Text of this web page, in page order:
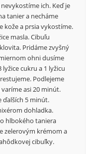
ich. Keď je
tanier a necháme
kože a prsia vykostíme.
masla. Cibuľu
Pridáme zvyšný
ohni dusíme
cukru a 1 lyžicu
Podlejeme
asi 20 minút.
ďalších 5 minút.
dohladka.
hlbokého taniera
zelerovým krémom a
cibuľky.